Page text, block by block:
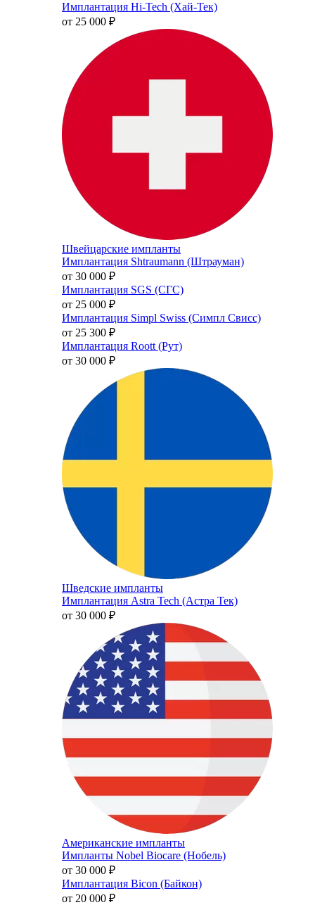
Имплантация Hi-Tech (Хай-Тек)
от 25 000 ₽
Швейцарские импланты
Имплантация Shtraumann (Штрауман)
от 30 000 ₽
Имплантация SGS (СГС)
от 25 000 ₽
Имплантация Simpl Swiss (Симпл Свисс)
от 25 300 ₽
Имплантация Roott (Рут)
от 30 000 ₽
Шведские импланты
Имплантация Astra Tech (Астра Тек)
от 30 000 ₽
Американские импланты
Импланты Nobel Biocare (Нобель)
от 30 000 ₽
Имплантация Bicon (Байкон)
от 20 000 ₽